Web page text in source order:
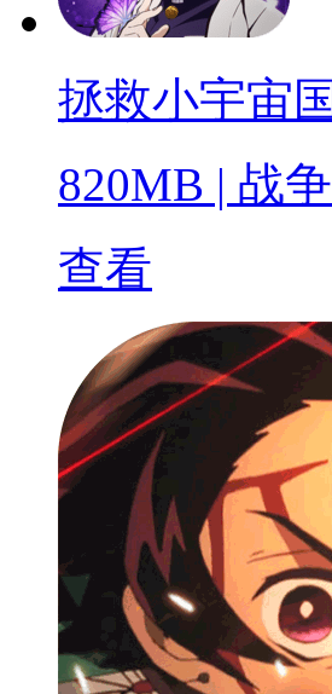
拯救小宇宙
820MB | 战
查看